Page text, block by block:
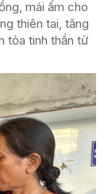
mái ấm cho
thiên tai, tăng
tỏa tinh thần từ